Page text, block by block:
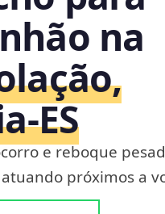
na
e reboque
próximos a